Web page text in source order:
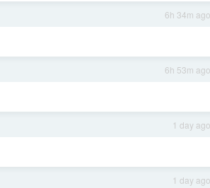
6h 34m ago
6h 53m ago
1 day ago
1 day ago